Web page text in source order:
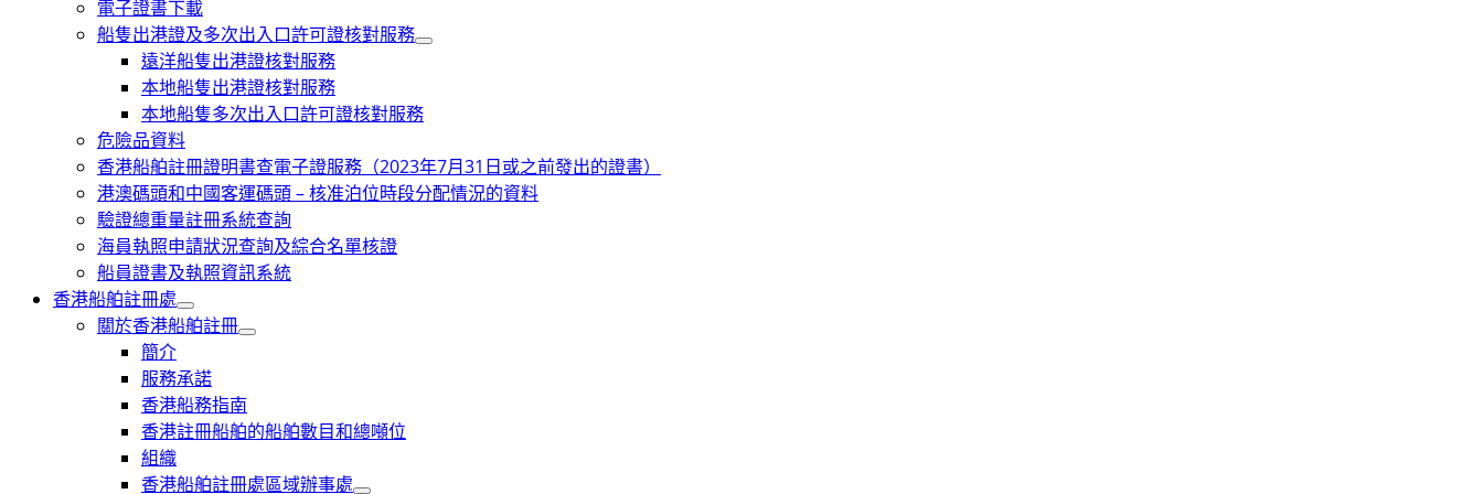
電子證書下載
船隻出港證及多次出入口許可證核對服務
遠洋船隻出港證核對服務
本地船隻出港證核對服務
本地船隻多次出入口許可證核對服務
危險品資料
香港船舶註冊證明書查電子證服務（2023年7月31日或之前發出的證書）
港澳碼頭和中國客運碼頭 – 核准泊位時段分配情況的資料
驗證總重量註冊系統查詢
海員執照申請狀況查詢及綜合名單核證
船員證書及執照資訊系統
香港船舶註冊處
關於香港船舶註冊
簡介
服務承諾
香港船務指南
香港註冊船舶的船舶數目和總噸位
組織
香港船舶註冊處區域辦事處